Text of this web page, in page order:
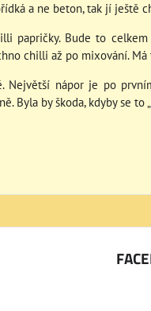
a ne beton, tak jí ještě
papričky. Bude to
chilli až po mixování. Má
nápor je po
Byla by škoda, kdyby se to